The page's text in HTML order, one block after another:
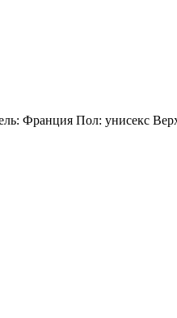
Франция Пол: унисекс